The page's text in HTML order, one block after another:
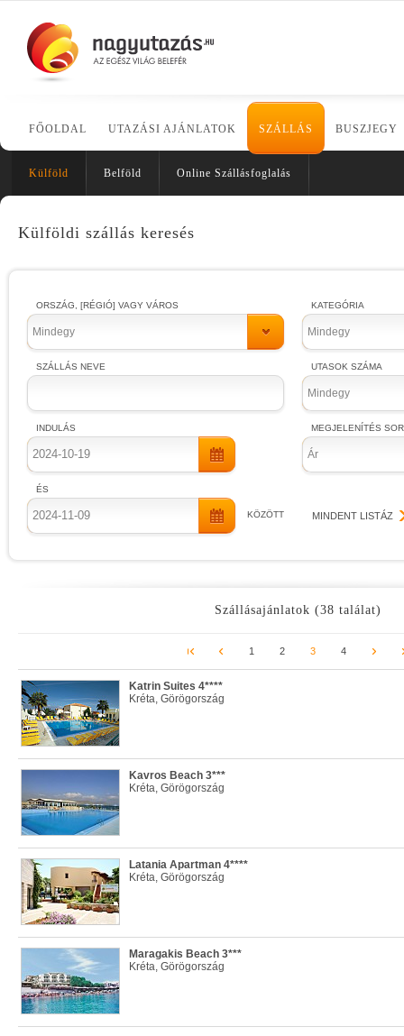
FŐOLDAL UTAZÁSI AJÁNLATOK SZÁLLÁS BUSZJEGY
Külföld Belföld Online Szállásfoglalás
Külföldi szállás keresés
ORSZÁG, [RÉGIÓ] VAGY VÁROS
Mindegy
SZÁLLÁS NEVE
INDULÁS
ÉS
KÖZÖTT
KATEGÓRIA
Mindegy
UTASOK SZÁMA
Mindegy
MEGJELENÍTÉS
Ár
MINDENT LISTÁZ
Szállásajánlatok (38 találat)
1 2 3 4
Katrin Suites 4****
Kréta, Görögország
Kavros Beach 3***
Kréta, Görögország
Latania Apartman 4****
Kréta, Görögország
Maragakis Beach 3***
Kréta, Görögország